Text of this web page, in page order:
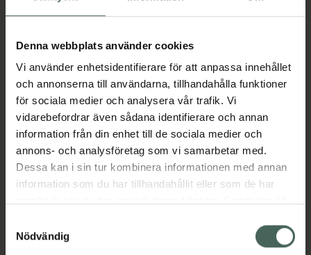
Denna webbplats använder cookies
Vi använder enhetsidentifierare för att anpassa innehållet
och annonserna till användarna, tillhandahålla funktioner
för sociala medier och analysera vår trafik. Vi
vidarebefordrar även sådana identifierare och annan
information från din enhet till de sociala medier och
annons- och analysföretag som vi samarbetar med.
Dessa kan i sin tur kombinera informationen med annan
information som du har tillhandahållit eller som de har
återkalla ditt samtycke via webbplatsens
cookieinställningar. Ett återkallat samtycke påverkar inte
Nödvändig
delvis ekologiska ingredienser. Den passar hela
familjen och är vattenresistent.
Jämförpris 5,58 kr/ml
EAN:07350145710016
Kategorier:
Ekologisk hudvårdHudvård
Solskydd SPF 30Solskydd för ansikte
Solskydd för kroppSolskydd och solkräm
Omdömen Visa